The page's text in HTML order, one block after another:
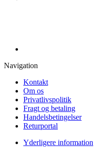
Navigation
Kontakt
Om os
Privatlivspolitik
Fragt og betaling
Handelsbetingelser
Returportal
Yderligere information